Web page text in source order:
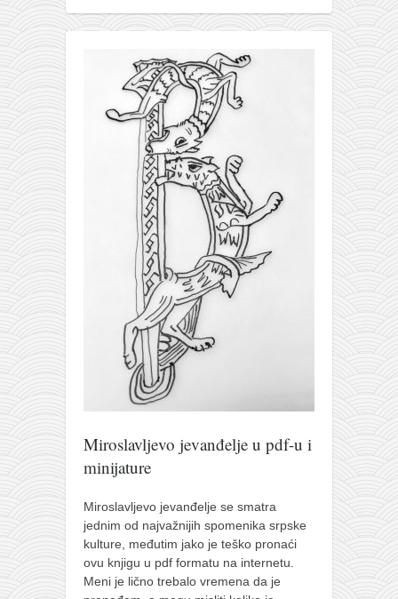
Miroslavljevo jevanđelje u pdf-u i
minijature
Miroslavljevo jevanđelje se smatra
jednim od najvažnijih spomenika srpske
kulture, međutim jako je teško pronaći
ovu knjigu u pdf formatu na internetu.
Meni je lično trebalo vremena da je